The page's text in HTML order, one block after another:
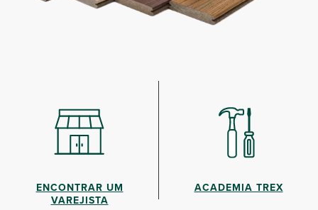
ENCONTRAR UM
VAREJISTA
ACADEMIA TREX